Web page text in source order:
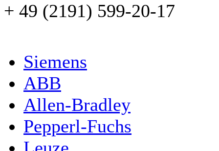
+ 49 (2191) 599-20-17
Siemens
ABB
Allen-Bradley
Pepperl-Fuchs